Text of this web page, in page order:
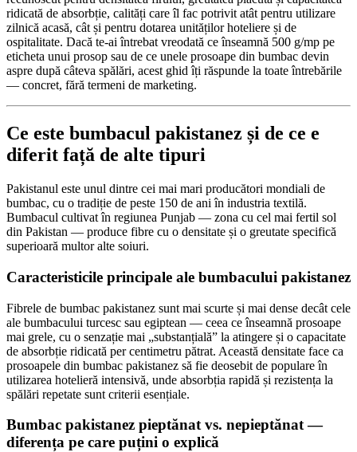
ridicată de absorbție, calități care îl fac potrivit atât pentru utilizare
zilnică acasă, cât și pentru dotarea unităților hoteliere și de
ospitalitate. Dacă te-ai întrebat vreodată ce înseamnă 500 g/mp pe
eticheta unui prosop sau de ce unele prosoape din bumbac devin
aspre după câteva spălări, acest ghid îți răspunde la toate întrebările
— concret, fără termeni de marketing.
Ce este bumbacul pakistanez și de ce e
diferit față de alte tipuri
Pakistanul este unul dintre cei mai mari producători mondiali de
bumbac, cu o tradiție de peste 150 de ani în industria textilă.
Bumbacul cultivat în regiunea Punjab — zona cu cel mai fertil sol
din Pakistan — produce fibre cu o densitate și o greutate specifică
superioară multor alte soiuri.
Caracteristicile principale ale bumbacului pakistanez
Fibrele de bumbac pakistanez sunt mai scurte și mai dense decât cele
ale bumbacului turcesc sau egiptean — ceea ce înseamnă prosoape
mai grele, cu o senzație mai „substanțială” la atingere și o capacitate
de absorbție ridicată per centimetru pătrat. Această densitate face ca
prosoapele din bumbac pakistanez să fie deosebit de populare în
utilizarea hotelieră intensivă, unde absorbția rapidă și rezistența la
spălări repetate sunt criterii esențiale.
Bumbac pakistanez pieptănat vs. nepieptănat —
diferența pe care puțini o explică